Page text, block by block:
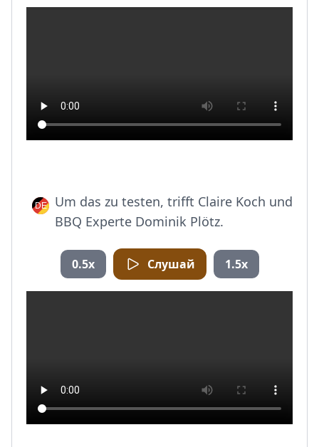
Um das zu testen, trifft Claire Koch und
BBQ Experte Dominik Plötz.
0.5x Слушай 1.5x